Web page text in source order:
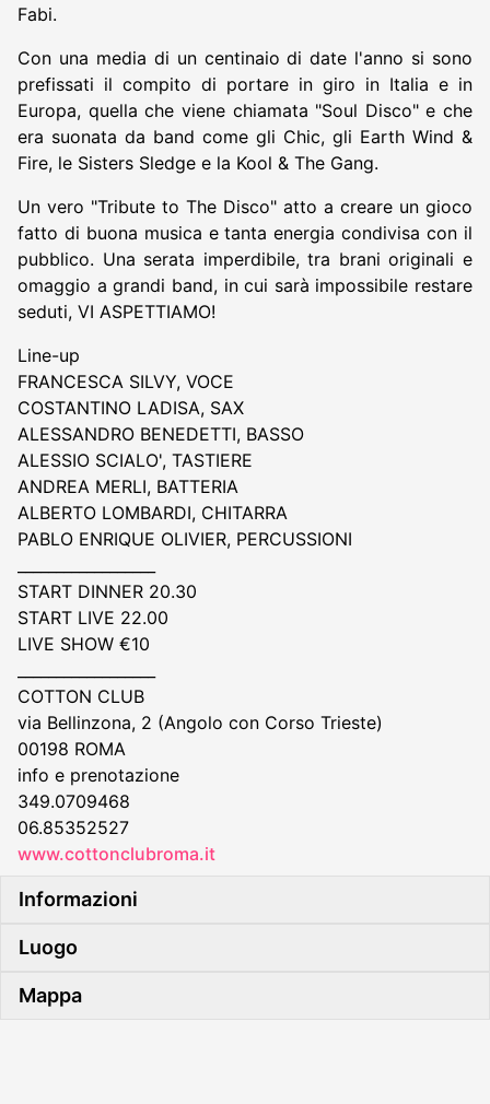
Fabi.
Con una media di un centinaio di date l'anno si sono
prefissati il compito di portare in giro in Italia e in
Europa, quella che viene chiamata "Soul Disco" e che
era suonata da band come gli Chic, gli Earth Wind &
Fire, le Sisters Sledge e la Kool & The Gang.
Un vero "Tribute to The Disco" atto a creare un gioco
fatto di buona musica e tanta energia condivisa con il
pubblico. Una serata imperdibile, tra brani originali e
omaggio a grandi band, in cui sarà impossibile restare
seduti, VI ASPETTIAMO!
Line-up
FRANCESCA SILVY, VOCE
COSTANTINO LADISA, SAX
ALESSANDRO BENEDETTI, BASSO
ALESSIO SCIALO', TASTIERE
ANDREA MERLI, BATTERIA
ALBERTO LOMBARDI, CHITARRA
PABLO ENRIQUE OLIVIER, PERCUSSIONI
START DINNER 20.30
START LIVE 22.00
LIVE SHOW €10
COTTON CLUB
via Bellinzona, 2 (Angolo con Corso Trieste)
00198 ROMA
info e prenotazione
349.0709468
06.85352527
www.cottonclubroma.it
Informazioni
Luogo
Mappa